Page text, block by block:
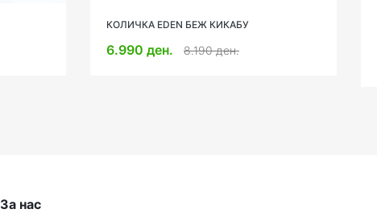
КОЛИЧКА EDEN БЕЖ КИКАБУ
6.990 ден. 8.190 ден.
За нас